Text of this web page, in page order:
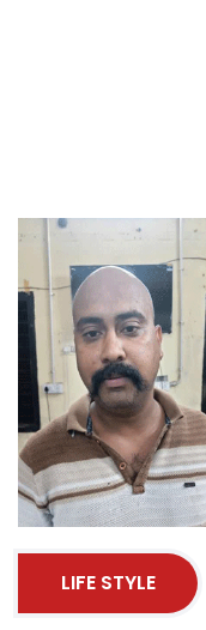
LIFE STYLE